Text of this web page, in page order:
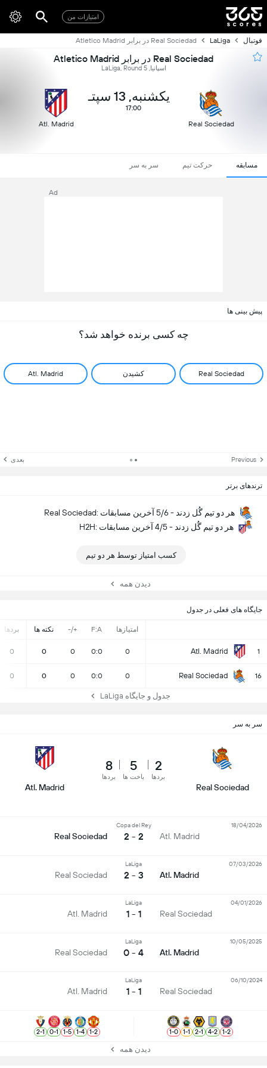
امتیازات من
فوتبال LaLiga Real Sociedad در برابر Atletico Madrid
Real Sociedad در برابر Atletico Madrid
اسپانیا, LaLiga, Round 5
Real Sociedad
یکشنبه, 13 سپتـ
17:00
Atl. Madrid
مسابقه حرکت تیم سر به سر
Ad
پیش بینی ها
چه کسی برنده خواهد شد؟
Real Sociedad کشیدن Atl. Madrid
Previous بعدی
ترندهای برتر
Real Sociedad: هر دو تیم گُل زدند - 5/6 آخرین مسابقات
H2H: هر دو تیم گُل زدند - 4/5 آخرین مسابقات
کسب امتیاز توسط هر دو تیم
دیدن همه
جایگاه های فعلی در جدول
امتیازها F:A
+/- نکته ها بردها
1
Atl. Madrid
0
0:0
0
0
0
16
Real Sociedad
0
0:0
0
0
0
جدول و جایگاه LaLiga
سر به سر
Real Sociedad
2
بردها
5
باخت ها
8
بردها
Atl. Madrid
Atl. Madrid
Copa del Rey
2 - 2
Real Sociedad
18/04/2026
Atl. Madrid
LaLiga
3 - 2
Real Sociedad
07/03/2026
Real Sociedad
LaLiga
1 - 1
Atl. Madrid
04/01/2026
Atl. Madrid
LaLiga
4 - 0
Real Sociedad
10/05/2025
Real Sociedad
LaLiga
1 - 1
Atl. Madrid
06/10/2024
2
-
1
2
-
4
1
-
2
1
-
1
0
-
1
2
-
1
4
-
1
5
-
1
1
-
0
1
-
2
دیدن همه